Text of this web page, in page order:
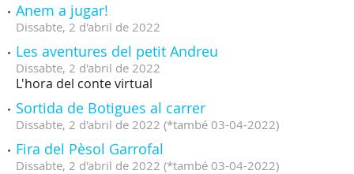
Anem a jugar!
Dissabte, 2 d'abril de 2022
Les aventures del petit Andreu
Dissabte, 2 d'abril de 2022
L'hora del conte virtual
Sortida de Botigues al carrer
Dissabte, 2 d'abril de 2022 (*també 03-04-2022)
Fira del Pèsol Garrofal
Dissabte, 2 d'abril de 2022 (*també 03-04-2022)